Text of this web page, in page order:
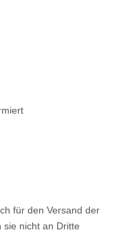
für den Versand der
nicht an Dritte